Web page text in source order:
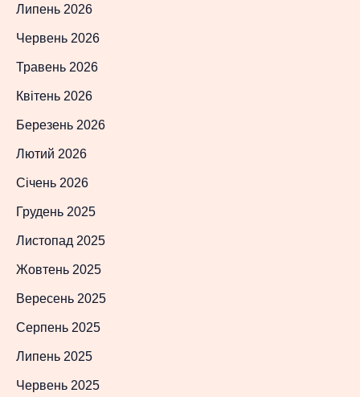
Липень 2026
Червень 2026
Травень 2026
Квітень 2026
Березень 2026
Лютий 2026
Січень 2026
Грудень 2025
Листопад 2025
Жовтень 2025
Вересень 2025
Серпень 2025
Липень 2025
Червень 2025